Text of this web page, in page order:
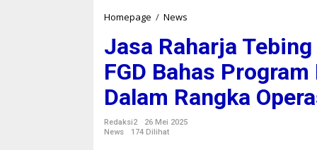
Homepage / News
s
a
R
a
h
a
Jasa Raharja
FGD Bahas
Dalam Rangka
Redaksi2
26 Mei 2025
News
174 Dilihat